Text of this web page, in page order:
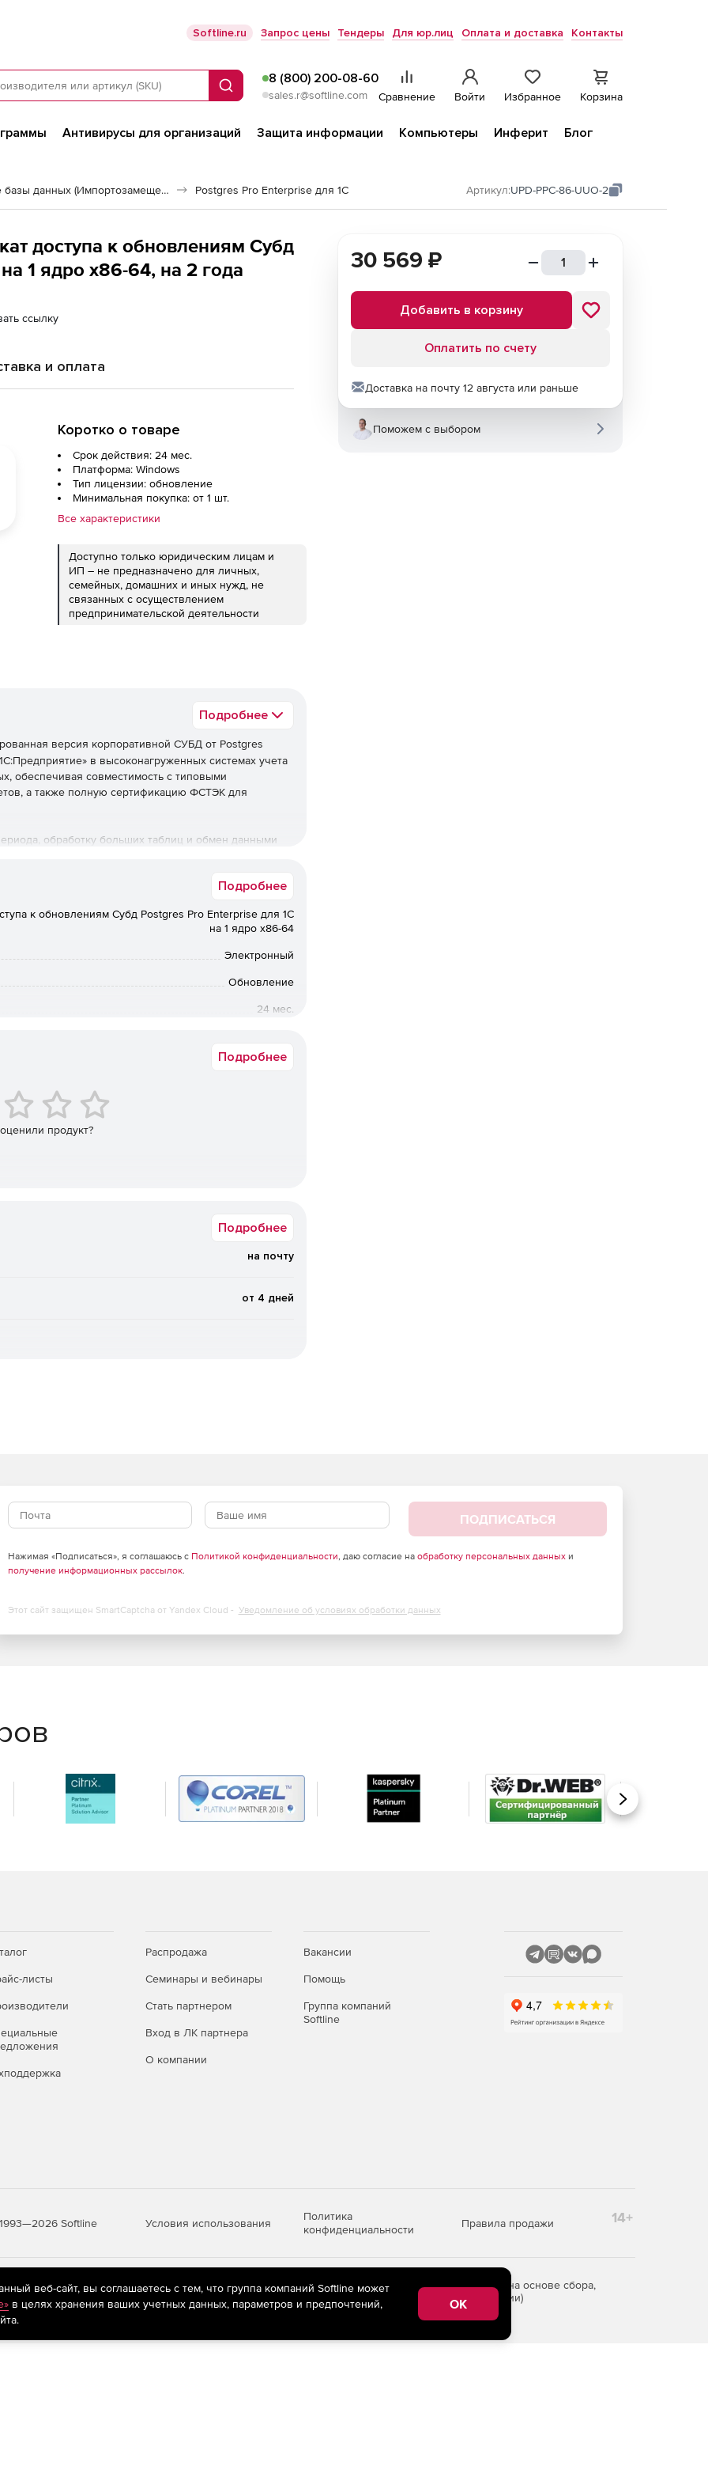
Softline.ru Запрос цены Тендеры Для юр.лиц Оплата и доставка Контакты
Поиск
8 (800) 200-08-60
sales.r@softline.com Сравнение Войти Избранное Корзина
Антивирусы для организаций Защита информации Компьютеры Инферит
Блог
Российские базы данных (Импортозамещение) Postgres Pro Enterprise для 1С Артикул:UPD-PPC-86-UUO-2
доступа к обновлениям Субд
1 ядро x86-64, на 2 года
ссылку
и оплата
Коротко о товаре
Срок действия: 24 мес.
Платформа: Windows
Тип лицензии: обновление
Минимальная покупка: от 1 шт.
Все характеристики
Доступно только юридическим лицам и
ИП – не предназначено для личных,
семейных, домашних и иных нужд, не
связанных с осуществлением
предпринимательской деятельности
Подробнее
версия корпоративной СУБД от Postgres
в высоконагруженных системах учета
обеспечивая совместимость с типовыми
а также полную сертификацию ФСТЭК для
обработку больших таблиц и обмен данными
работы без переполнения.
для ускорения сложных запросов 1С.
компиляция планов запросов.
повреждений данных, инкрементное резервное
обеспечения, соответствует требованиям
сертификацией ФСТЭК.
Подробнее
к обновлениям Субд Postgres Pro Enterprise для 1C
на 1 ядро x86-64
Электронный
Обновление
24 мес.
Подробнее
продукт?
Подробнее
на почту
от 4 дней
30 569 ₽
Добавить в корзину
Оплатить по счету
Доставка на почту 12 августа или раньше
Поможем с выбором
ПОДПИСАТЬСЯ
Нажимая «Подписаться», я соглашаюсь с Политикой конфиденциальности, даю согласие на обработку персональных данныхи
получение информационных рассылок.
Этот сайт защищен SmartCaptcha от Yandex Cloud - Уведомление об условиях обработки данных
Вперед
листы
Распродажа
Семинары и вебинары
Стать партнером
Вход в ЛК партнера
О компании
Вакансии
Помощь
Группа компаний
Softline
Softline Условия использования
Политика
конфиденциальности
Правила продажи 14+
рекомендательные технологии(информационные технологии предоставления информации на основе сбора,
пользователей сети «Интернет», находящихся на территории Российской Федерации)
веб-сайт, вы соглашаетесь с тем, что группа компаний Softline может
в целях хранения ваших учетных данных, параметров и предпочтений,
OK